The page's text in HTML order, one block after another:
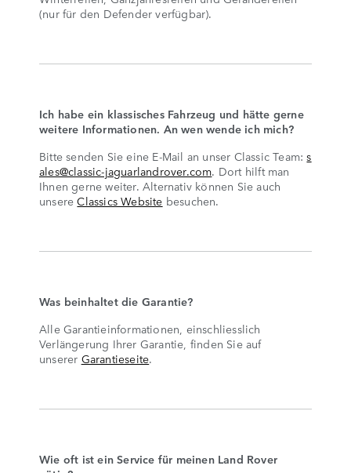
(nur für den Defender verfügbar).
Ich habe ein klassisches Fahrzeug und hätte gerne
weitere Informationen. An wen wende ich mich?
Bitte senden Sie eine E-Mail an unser Classic Team:s
ales@classic-jaguarlandrover.com. Dort hilft man
Ihnen gerne weiter. Alternativ können Sie auch
unsereClassics Website besuchen.
Was beinhaltet die Garantie?
Alle Garantieinformationen, einschliesslich
Verlängerung Ihrer Garantie, finden Sie auf
unserer Garantieseite.
Wie oft ist ein Service für meinen Land Rover